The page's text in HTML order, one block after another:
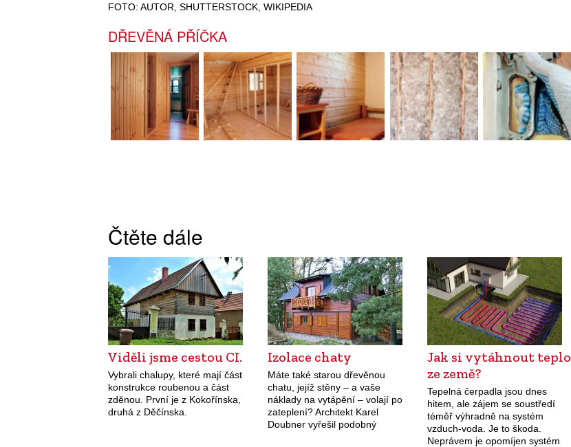
FOTO: AUTOR, SHUTTERSTOCK, WIKIPEDIA
DŘEVĚNÁ PŘÍČKA
Čtěte dále
Viděli jsme cestou CI.
Vybrali chalupy, které mají část
konstrukce roubenou a část
zděnou. První je z Kokořínska,
druhá z Děčínska.
Izolace chaty
Máte také starou dřevěnou
chatu, jejíž stěny – a vaše
náklady na vytápění – volají po
zateplení? Architekt Karel
Doubner vyřešil podobný
Jak si vytáhnout teplo
ze země?
Tepelná čerpadla jsou dnes
hitem, ale zájem se soustředí
téměř výhradně na systém
vzduch-voda. Je to škoda.
Neprávem je opomíjen systém